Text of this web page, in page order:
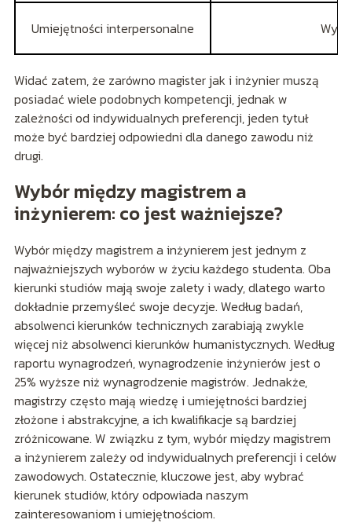
Umiejętności interpersonalne
Widać zatem, że zarówno magister jak i inżynier muszą
posiadać wiele podobnych kompetencji, jednak w
zależności od indywidualnych preferencji, jeden tytuł
może być bardziej odpowiedni dla danego zawodu niż
drugi.
Wybór między magistrem a
inżynierem: co jest ważniejsze?
Wybór między magistrem a inżynierem jest jednym z
najważniejszych wyborów w życiu każdego studenta. Oba
kierunki studiów mają swoje zalety i wady, dlatego warto
dokładnie przemyśleć swoje decyzje. Według badań,
absolwenci kierunków technicznych zarabiają zwykle
więcej niż absolwenci kierunków humanistycznych. Według
raportu wynagrodzeń, wynagrodzenie inżynierów jest o
25% wyższe niż wynagrodzenie magistrów. Jednakże,
magistrzy często mają wiedzę i umiejętności bardziej
złożone i abstrakcyjne, a ich kwalifikacje są bardziej
zróżnicowane. W związku z tym, wybór między magistrem
a inżynierem zależy od indywidualnych preferencji i celów
zawodowych. Ostatecznie, kluczowe jest, aby wybrać
kierunek studiów, który odpowiada naszym
zainteresowaniom i umiejętnościom.